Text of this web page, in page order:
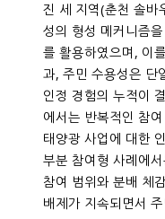
진 세 지역(춘천 솔바
성의 형성 메커니즘
를 활용하였으며, 이
과, 주민 수용성은 단
인정 경험의 누적이
에서는 반복적인 참
태양광 사업에 대한
부분 참여형 사례에
참여 범위와 분배 체
배제가 지속되면서